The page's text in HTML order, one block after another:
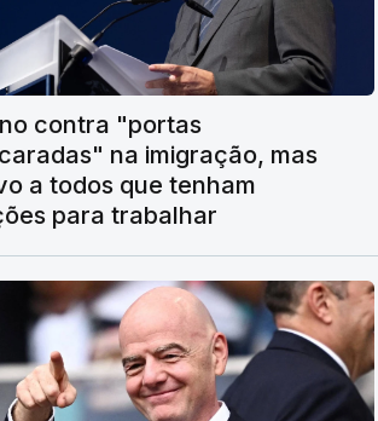
contra "portas
na imigração, mas
a todos que tenham
para trabalhar